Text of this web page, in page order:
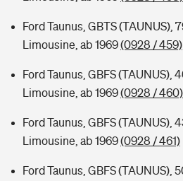
Ford Taunus, GBTS (TAUNUS),
Limousine, ab 1969(0928 / 459)
Ford Taunus, GBFS (TAUNUS),
Limousine, ab 1969(0928 / 460)
Ford Taunus, GBFS (TAUNUS),
Limousine, ab 1969(0928 / 461)
Ford Taunus, GBFS (TAUNUS),